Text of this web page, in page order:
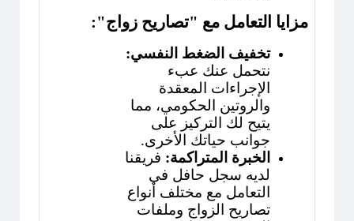
مزايا التعامل مع "تصاريح زواج":
تخفيف الضغط النفسي:
نتحمل عنك عبء
الإجراءات المعقدة
والروتين الحكومي، مما
يتيح لك التركيز على
جوانب حياتك الأخرى.
الخبرة المتراكمة: فريقنا
لديه سجل حافل في
التعامل مع مختلف أنواع
تصاريح الزواج وملفات